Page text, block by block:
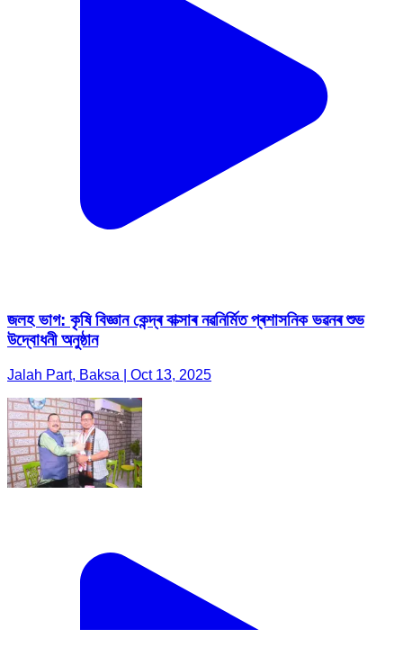
জলহ ভাগ: কৃষি বিজ্ঞান কেন্দ্ৰ বাক্সাৰ নৱনিৰ্মিত প্ৰশাসনিক ভৱনৰ শুভ
উদ্বোধনী অনুষ্ঠান
Jalah Part, Baksa | Oct 13, 2025